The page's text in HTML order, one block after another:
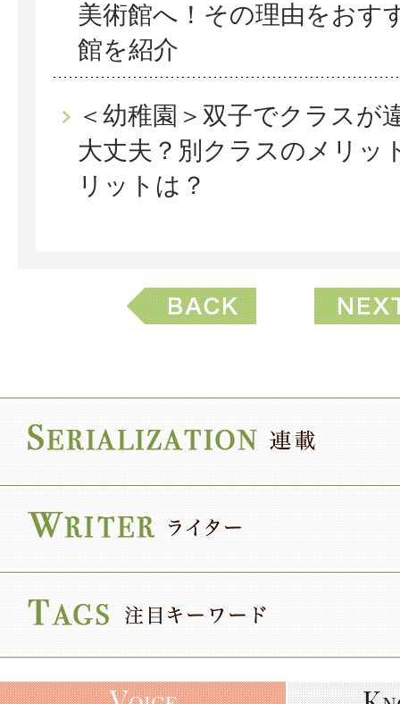
美術館へ！その理由をおす
館を紹介
＜幼稚園＞双子でクラスが
大丈夫？別クラスのメリッ
リットは？